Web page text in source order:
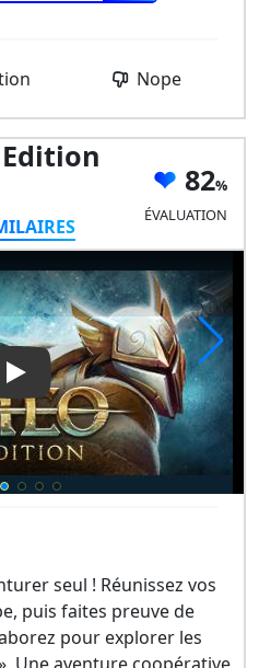
Nope
82
ÉVALUATION
Play Video: Demeo: PC
seul ! Réunissez vos
puis faites preuve de
pour explorer les